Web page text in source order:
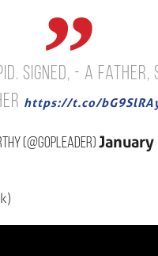
Signed, - A father,
https://t.co/
(@GOPLeader)